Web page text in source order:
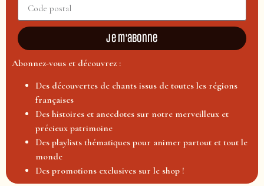
Je m'abonne
Abonnez-vous et découvrez :
Des découvertes de chants issus de toutes les régions
françaises
Des histoires et anecdotes sur notre merveilleux et
précieux patrimoine
Des playlists thématiques pour animer partout et tout le
monde
Des promotions exclusives sur le shop !